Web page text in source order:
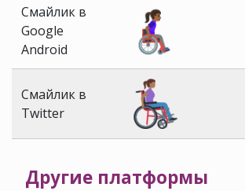
Смайлик в
Google
Android
Смайлик в
Twitter
Другие платформы